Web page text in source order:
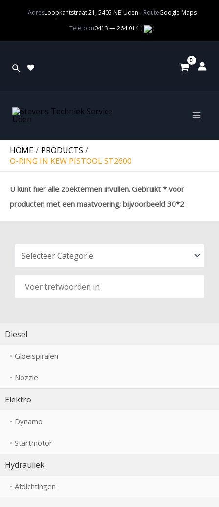
AdresLoopkantstraat 21, 5405 NB Uden RouteGoogle Maps
Telefoon0413 — 264 014( )
HOME
PRODUCTS
O-RING IN KEW PISTOOL ST2600
U kunt hier alle zoektermen invullen. Gebruikt * voor
producten met een maatvoering; bijvoorbeeld 30*2
Diesel
Gloeispiralen
Nozzle
Elektro
Dynamo
Startmotor
Hydrauliek
Afdichtingen